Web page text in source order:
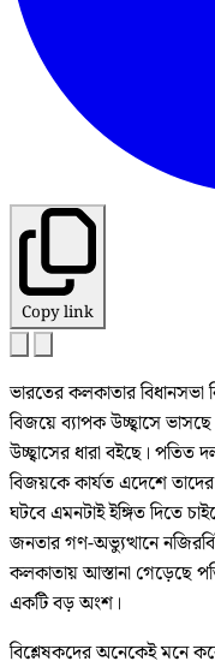
Copy link
ভারতের কলকাতার বিধানসভা
বিজয়ে ব্যাপক উচ্ছ্বাসে
উচ্ছ্বাসের ধারা বইছে। পতিত
বিজয়কে কার্যত এদেশে তাদের
ঘটবে এমনটাই ইঙ্গিত দিতে
জনতার গণ-অভ্যুত্থানে
কলকাতায় আস্তানা গেড়েছে
একটি বড় অংশ।
বিশ্লেষকদের অনেকেই মনে